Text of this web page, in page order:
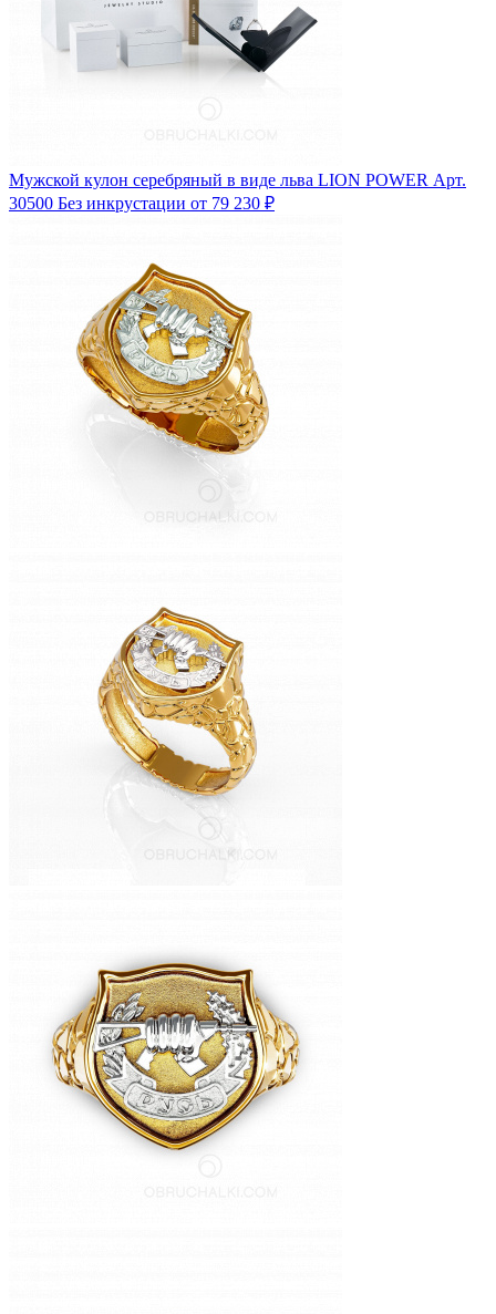
Мужской кулон серебряный в виде льва LION POWER Арт.
30500 Без инкрустации от 79 230 ₽